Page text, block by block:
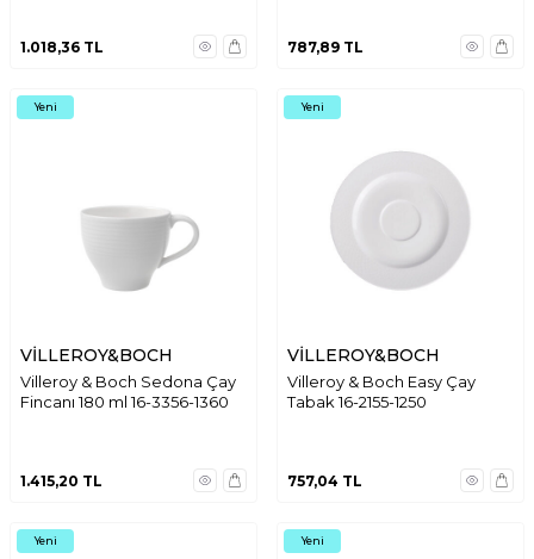
1.018,36 TL 787,89 TL
Yeni
VİLLEROY&BOCH
Villeroy & Boch Sedona Çay
Fincanı 180 ml 16-3356-1360
1.415,20 TL
Yeni
VİLLEROY&BOCH
Villeroy & Boch Easy Çay
Tabak 16-2155-1250
757,04 TL
Yeni Yeni